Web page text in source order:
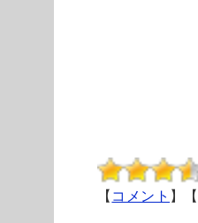
【 コメント 】【